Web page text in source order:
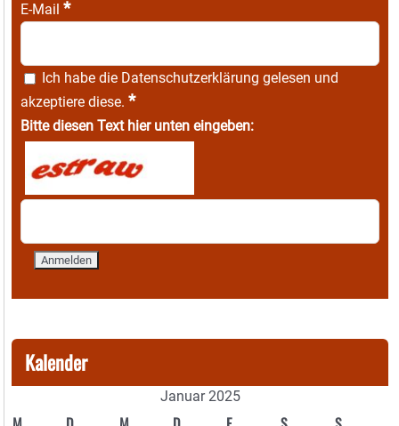
E-Mail *
Ich habe die Datenschutzerklärung gelesen und
akzeptiere diese. *
Bitte diesen Text hier unten eingeben:
Kalender
Januar 2025